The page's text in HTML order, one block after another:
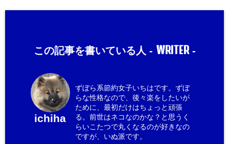
この記事を書いている人 - WRITER-
ichiha
ずぼら系節約女子いちはです。ずぼ
らな性格なので、後々楽をしたいが
ために、最初だけはちょっと頑張
る。前世はネコなのかな？と思うく
らいこたつで丸くなるのが好きなの
ですが、いぬ派です。